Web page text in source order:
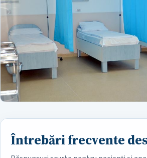
Întrebări frecvente